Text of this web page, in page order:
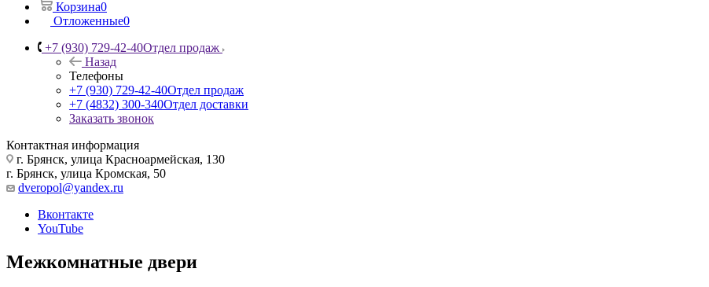
Корзина0
Отложенные0
+7 (930) 729-42-40Отдел продаж
Назад
Телефоны
+7 (930) 729-42-40Отдел продаж
+7 (4832) 300-340Отдел доставки
Заказать звонок
Контактная информация
г. Брянск, улица Красноармейская, 130
г. Брянск, улица Кромская, 50
dveropol@yandex.ru
Вконтакте
YouTube
Межкомнатные двери